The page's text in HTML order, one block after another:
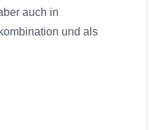
auch in
und als